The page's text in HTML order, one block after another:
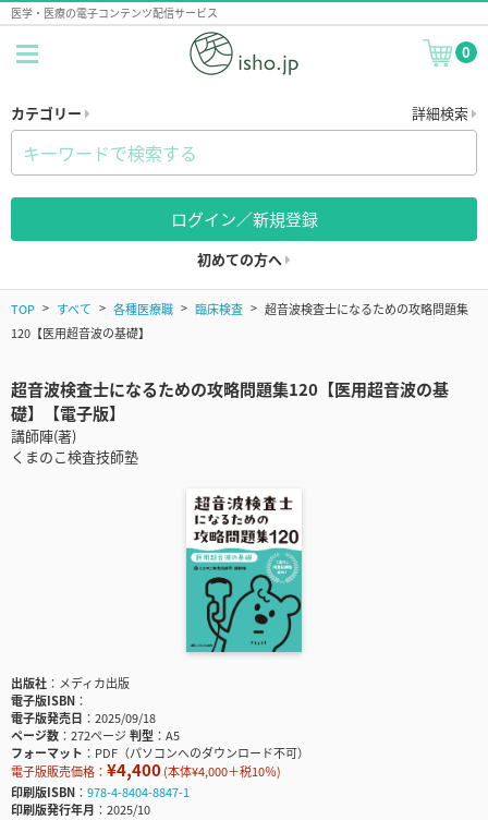
医学・医療の電子コンテンツ配信サービス
0
カテゴリー 詳細検索
ログイン／新規登録
初めての方へ
TOP すべて 各種医療職 臨床検査
超音波検査士になるための攻略問題集
120【医用超音波の基礎】
超音波検査士になるための攻略問題集120【医用超音波の基
礎】【電子版】
講師陣(著)
くまのこ検査技師塾
出版社
メディカ出版
電子版ISBN
電子版発売日
2025/09/18
ページ数
272ページ判型
A5
フォーマット
PDF（パソコンへのダウンロード不可）
電子版販売価格： ¥4,400(本体¥4,000＋税10％)
印刷版ISBN
978-4-8404-8847-1
印刷版発行年月
2025/10